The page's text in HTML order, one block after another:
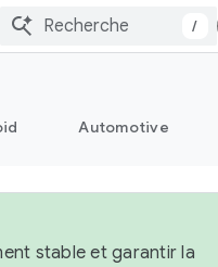
/
Automotive
stable et garantir la